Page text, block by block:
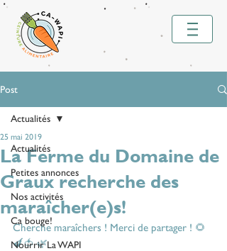
Post
Actualités
Petites annonces
Nos activités
Ca bouge!
Nourrir La WAPI
Actualités
La Ferme du Domaine de
Graux recherche des
maraîcher(e)s!
25 mai 2019
Cherche maraîchers ! Merci de partager ! 🌻
🍆🍅 🌿